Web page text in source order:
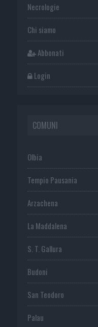
Necrologie
Chi siamo
Abbonati
Login
COMUNI
Olbia
Tempio Pausania
Arzachena
La Maddalena
S. T. Gallura
Budoni
San Teodoro
Palau